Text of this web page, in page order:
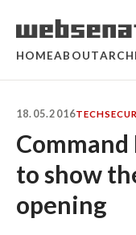
HOMEABOUT
18.05.2016TECH
to show
opening